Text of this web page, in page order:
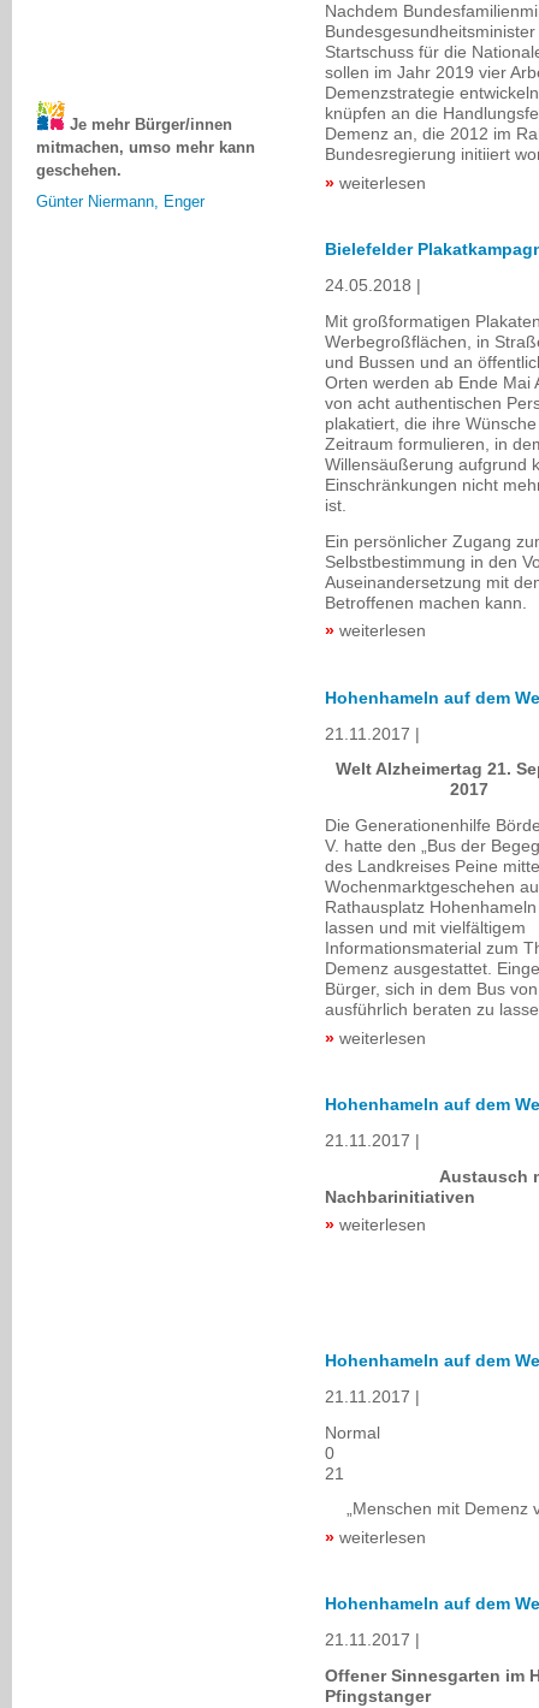
Nachdem
Startschuss für die
sollen im Jahr 2019 vier
Demenzstrategie
knüpfen an die
Demenz an, die 2012 im
Bundesregierung initiiert
weiterlesen
Bielefelder
24.05.2018
Mit großformatigen
Werbegroßflächen, in
und Bussen und an
Orten werden ab Ende Mai
von acht authentischen
plakatiert, die ihre
Zeitraum formulieren, in
Willensäußerung aufgrund
Einschränkungen nicht
ist.
Ein persönlicher Zugang
Selbstbestimmung in den
Auseinandersetzung mit
Betroffenen machen kann.
weiterlesen
Hohenhameln auf dem
21.11.2017
Welt Alzheimertag 21.
2017
Die Generationenhilfe
V. hatte den „Bus der
des Landkreises Peine
Wochenmarktgeschehen
Rathausplatz
lassen und mit vielfältigem
Informationsmaterial zum
Demenz ausgestattet.
Bürger, sich in dem Bus
ausführlich beraten zu
weiterlesen
Hohenhameln auf dem
21.11.2017
Austausch mit
Nachbarinitiativen
weiterlesen
Hohenhameln auf dem
21.11.2017
Normal
0
21
„Menschen mit Demenz
weiterlesen
Hohenhameln auf dem
21.11.2017
Offener Sinnesgarten im
Pfingstanger
mitmachen, umso mehr kann
geschehen.
Günter Niermann, Enger